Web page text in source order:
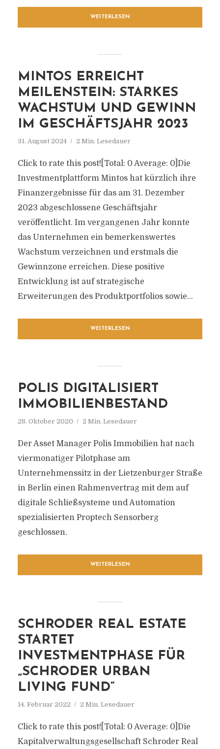
WEITERLESEN
MINTOS ERREICHT
MEILENSTEIN: STARKES
WACHSTUM UND GEWINN
IM GESCHÄFTSJAHR 2023
31. August 2024 2 Min. Lesedauer
Click to rate this post![Total: 0 Average: 0]Die
Investmentplattform Mintos hat kürzlich ihre
Finanzergebnisse für das am 31. Dezember
2023 abgeschlossene Geschäftsjahr
veröffentlicht. Im vergangenen Jahr konnte
das Unternehmen ein bemerkenswertes
Wachstum verzeichnen und erstmals die
Gewinnzone erreichen. Diese positive
Entwicklung ist auf strategische
Erweiterungen des Produktportfolios sowie...
WEITERLESEN
POLIS DIGITALISIERT
IMMOBILIENBESTAND
28. Oktober 2020 2 Min. Lesedauer
Der Asset Manager Polis Immobilien hat nach
viermonatiger Pilotphase am
Unternehmenssitz in der Lietzenburger Straße
in Berlin einen Rahmenvertrag mit dem auf
digitale Schließsysteme und Automation
spezialisierten Proptech Sensorberg
geschlossen.
WEITERLESEN
SCHRODER REAL ESTATE
STARTET
INVESTMENTPHASE FÜR
„SCHRODER URBAN
LIVING FUND“
14. Februar 2022 2 Min. Lesedauer
Click to rate this post![Total: 0 Average: 0]Die
Kapitalverwaltungsgesellschaft Schroder Real